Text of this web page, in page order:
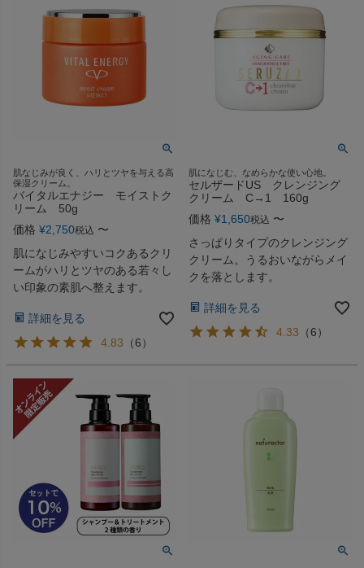
肌なじみが良く、ハリとツヤを与える高
保湿クリーム。
バイタルエナジー モイストク
リーム 50g
価格 ¥2,750税込 〜
肌になじみやすいコクあるクリ
ームがハリとツヤのある若々し
い印象の素肌へ整えます。
詳細を見る
4.83 （6）
肌になじむ、なめらかな使い心地。
セルザードUS クレンジング
クリーム C→1 160g
価格 ¥1,650税込 〜
さっぱりタイプのクレンジング
クリーム。うるおいながらメイ
クを落とします。
詳細を見る
4.33 （6）